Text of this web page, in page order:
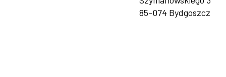
85-074 Bydgoszcz